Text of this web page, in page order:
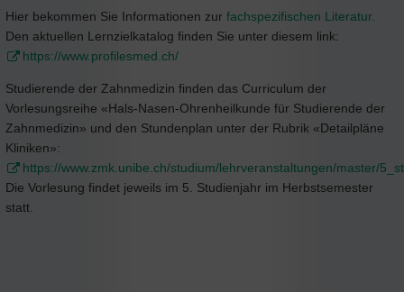
Hier bekommen Sie Informationen zur fachspezifischen Literatur.
Den aktuellen Lernzielkatalog finden Sie unter diesem link:
https://www.profilesmed.ch/
Studierende der Zahnmedizin finden das Curriculum der
Vorlesungsreihe «Hals-Nasen-Ohrenheilkunde für Studierende der
Zahnmedizin» und den Stundenplan unter der Rubrik «Detailpläne
Kliniken»:
https://www.zmk.unibe.ch/studium/lehrveranstaltungen/master/
Die Vorlesung findet jeweils im 5. Studienjahr im Herbstsemester
statt.